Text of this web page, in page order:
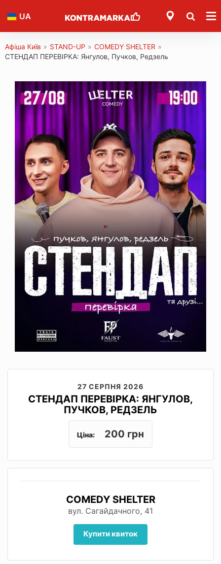
UA
Афіша Київ » STAND-UP » COMEDY SHELTER »
СТЕНДАП ПЕРЕВІРКА: Янгулов, Пучков, Редзель
27 СЕРПНЯ 2026
СТЕНДАП ПЕРЕВІРКА: ЯНГУЛОВ,
ПУЧКОВ, РЕДЗЕЛЬ
Ціна: 200 грн
COMEDY SHELTER
вул. Сагайдачного, 41
Купити квиток